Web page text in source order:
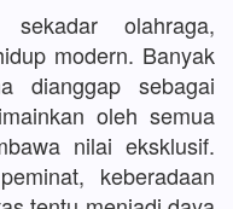
olahraga,
modern. Banyak
dianggap sebagai
oleh semua
nilai eksklusif.
keberadaan